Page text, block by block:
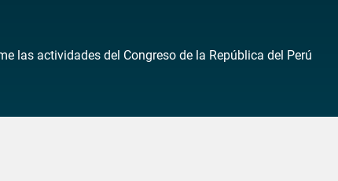
las actividades del Congreso de la República del Perú